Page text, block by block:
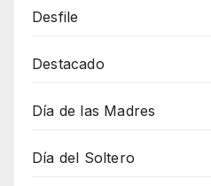
Desfile
Destacado
Día de las Madres
Día del Soltero